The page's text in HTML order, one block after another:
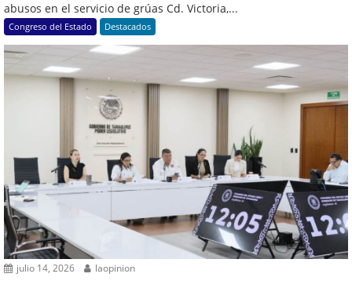
abusos en el servicio de grúas Cd. Victoria,...
Congreso del Estado Destacados
julio 14, 2026 laopinion